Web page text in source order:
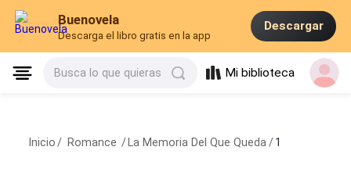
Buenovela
Descarga el libro gratis en la app
Descargar
Busca lo que quieras Mi biblioteca
Inicio / Romance / La Memoria Del Que Queda / 1